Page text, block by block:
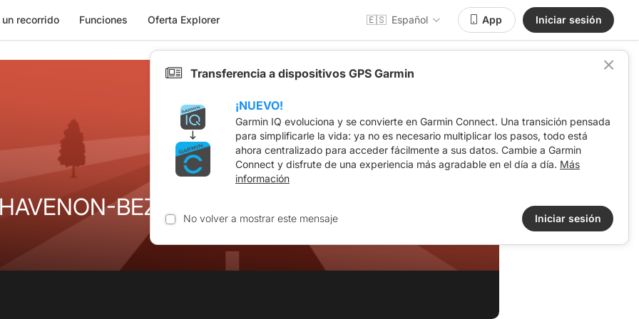
un recorrido Funciones Oferta Explorer 🇪🇸 Español App Iniciar sesión
BEZENET-COMMENTRY
Transferencia a dispositivos GPS Garmin
¡NUEVO!
Garmin IQ evoluciona y se convierte en Garmin Connect. Una transición pensada
para simplificarle la vida: ya no es necesario multiplicar los pasos, todo está
ahora centralizado para acceder fácilmente a sus datos. Cambie a Garmin
Connect y disfrute de una experiencia más agradable en el día a día. Más
información
No volver a mostrar este mensaje Iniciar sesión